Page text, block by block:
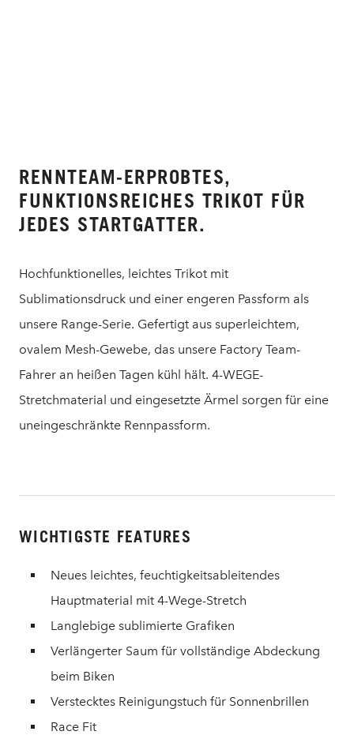
RENNTEAM-ERPROBTES,
FUNKTIONSREICHES TRIKOT FÜR
JEDES STARTGATTER.
Hochfunktionelles, leichtes Trikot mit
Sublimationsdruck und einer engeren Passform als
unsere Range-Serie. Gefertigt aus superleichtem,
ovalem Mesh-Gewebe, das unsere Factory Team-
Fahrer an heißen Tagen kühl hält. 4-WEGE-
Stretchmaterial und eingesetzte Ärmel sorgen für eine
uneingeschränkte Rennpassform.
WICHTIGSTE FEATURES
Neues leichtes, feuchtigkeitsableitendes
Hauptmaterial mit 4-Wege-Stretch
Langlebige sublimierte Grafiken
Verlängerter Saum für vollständige Abdeckung
beim Biken
Verstecktes Reinigungstuch für Sonnenbrillen
Race Fit